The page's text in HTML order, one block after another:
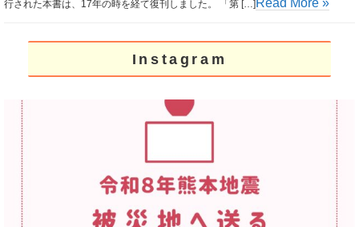
行された本書は、17年の時を経て復刊しました。 「第 […] Read More »
Instagram